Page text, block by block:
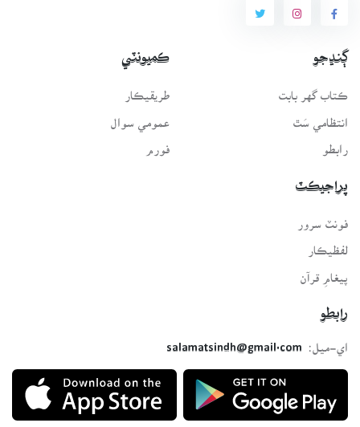
ڳنڍجو
ڪتاب گهر بابت
انتظامي سَٿ
رابطو
ڪميونٽي
طريقيڪار
عمومي سوال
فورم
پراجيڪٽ
لفظيڪار
پيغامِ قرآن
رابطو
اي-ميل:
salamatsindh@gmail.com